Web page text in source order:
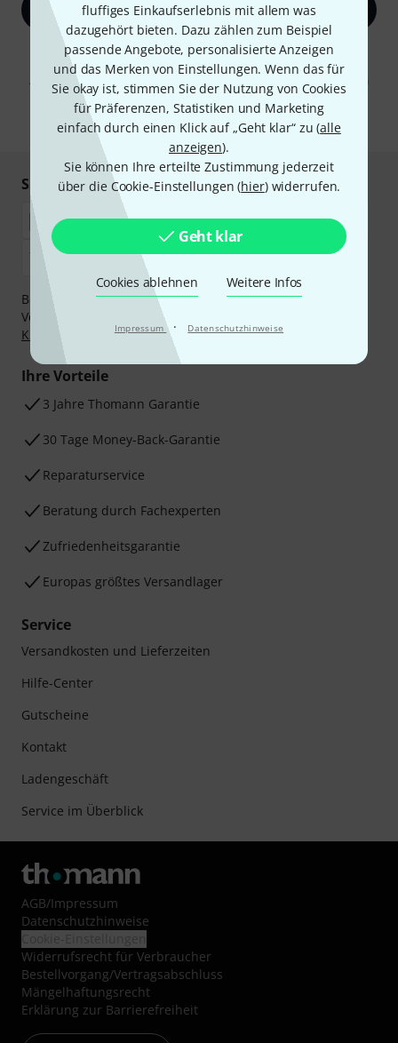
fluffiges Einkaufserlebnis mit allem was
dazugehört bieten. Dazu zählen zum Beispiel
passende Angebote, personalisierte Anzeigen
und das Merken von Einstellungen. Wenn das für
Sie okay ist, stimmen Sie der Nutzung von Cookies
für Präferenzen, Statistiken und Marketing
einfach durch einen Klick auf „Geht klar“ zu (alle
anzeigen).
Sie können Ihre erteilte Zustimmung jederzeit
über die Cookie-Einstellungen (hier) widerrufen.
Geht klar
Cookies ablehnen Weitere Infos
Impressum · Datenschutzhinweise
Jetzt anmelden
Mit Klick auf „Jetzt anmelden“ stimmen Sie dem Erhalt von E-Mail-
Werbung und einer Messung des E-Mail-Nutzungsverhaltens zu. Die
Abmeldung ist jederzeit möglich. Weitere Informationen finden Sie in
unserenDatenschutzhinweisen
* Pflichtfeld
Sicher einkaufen & bezahlen
Bezahlen Sie vertraulich und sicher per Nachnahme,
Vorkasse, PayPal, Amazon Pay,
Klarna Ratenzahlungoder Kreditkarte.
Ihre Vorteile
3 Jahre Thomann Garantie
30 Tage Money-Back-Garantie
Reparaturservice
Beratung durch Fachexperten
Zufriedenheitsgarantie
Europas größtes Versandlager
Service
Versandkosten und Lieferzeiten
Hilfe-Center
Gutscheine
Kontakt
Ladengeschäft
Service im Überblick
AGB/Impressum
Datenschutzhinweise
Widerrufsrecht für Verbraucher
Bestellvorgang/Vertragsabschluss
Mängelhaftungsrecht
Erklärung zur Barrierefreiheit